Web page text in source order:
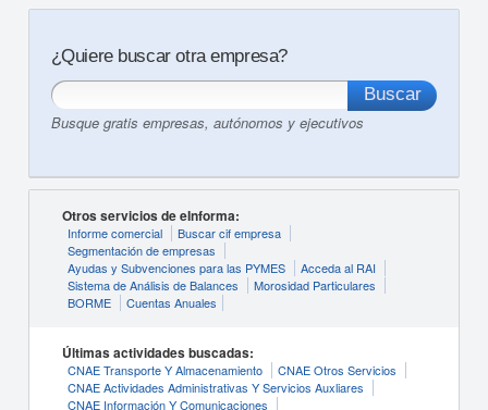
¿Quiere buscar otra empresa?
Busque gratis empresas, autónomos y ejecutivos
Otros servicios de eInforma:
Informe comercial
Buscar cif empresa
Segmentación de empresas
Ayudas y Subvenciones para las PYMES
Acceda al RAI
Sistema de Análisis de Balances
Morosidad Particulares
BORME
Cuentas Anuales
Últimas actividades buscadas:
CNAE Transporte Y Almacenamiento
CNAE Otros Servicios
CNAE Actividades Administrativas Y Servicios Auxliares
CNAE Información Y Comunicaciones